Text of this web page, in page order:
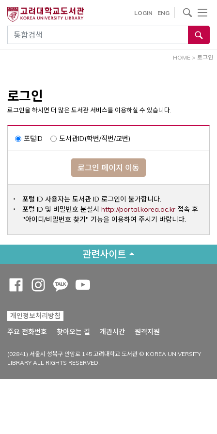
건
통합검색
LOGIN ENG
사이트내 검색
HOME > 로그인
로그인
로그인을 하시면 더 많은 도서관 서비스를 이용하실 수 있습니다.
포털ID 도서관ID(학번/직번/교번)
로그인 페이지 이동
포털 ID 사용자는 도서관 ID 로그인이 불가합니다.
포털 ID 및 비밀번호 분실시 http://portal.korea.ac.krOpens a
접속 후
"아이디/비밀번호 찾기" 기능을 이용하여 주시기 바랍니다.
관련사이트
개인정보처리방침
주요 전화번호
찾아오는 길 개관시간 원격지원
(02841) 서울시 성북구 안암로 145 고려대학교 도서관 © KOREA UNIVERSITY
LIBRARY ALL RIGHTS RESERVED.
Opens a new window
Opens a new window
Opens a new window